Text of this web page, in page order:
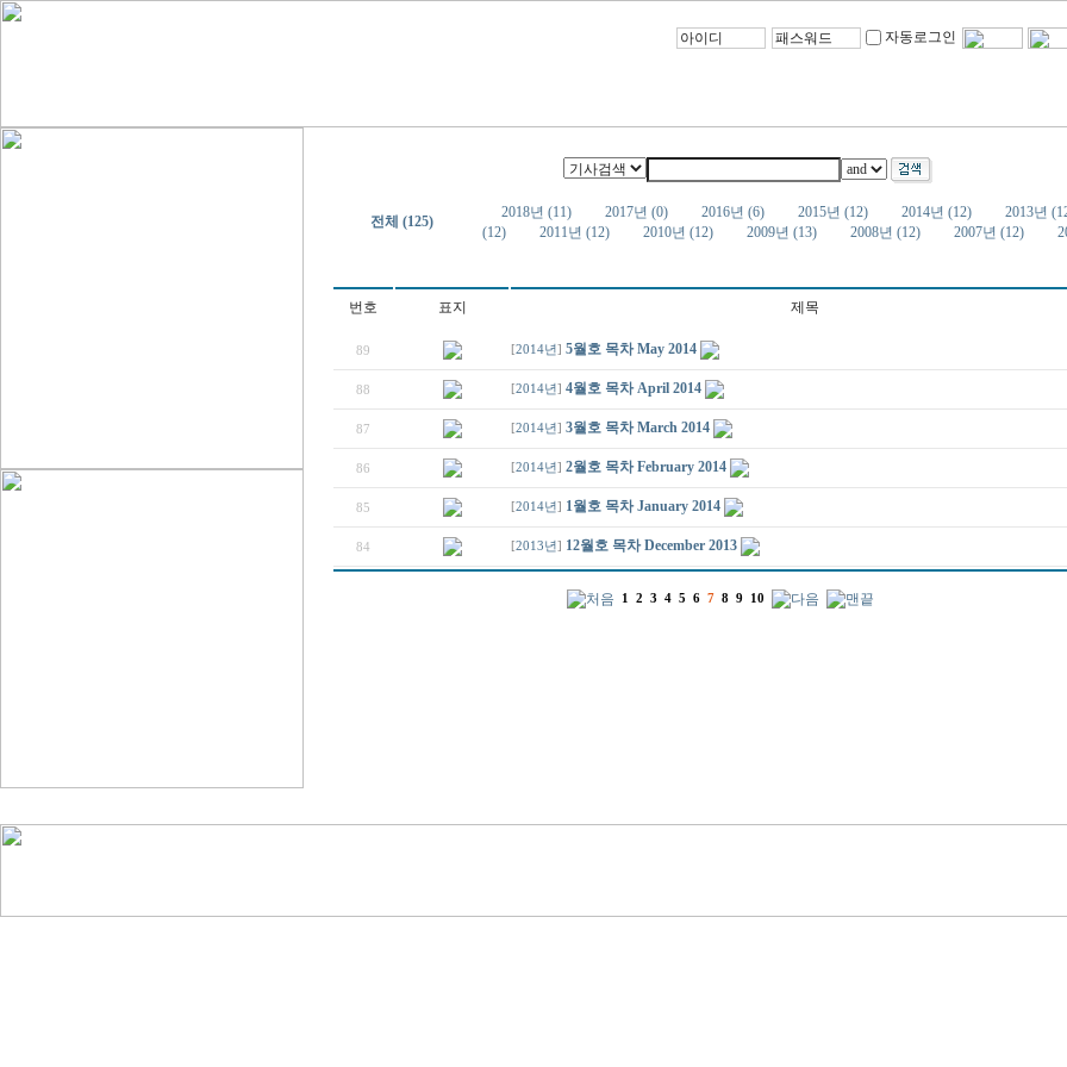
전체 (125)
2018년 (11) 2017년 (0) 2016년 (6) 2015년 (12) 2014년 (12)
2013년
(12)
2011년 (12) 2010년 (12) 2009년 (13) 2008년 (12) 2007년 (12)
번호 표지 제목
89 [2014년] 5월호 목차 May 2014
88 [2014년] 4월호 목차 April 2014
87 [2014년] 3월호 목차 March 2014
86 [2014년] 2월호 목차 February 2014
85 [2014년] 1월호 목차 January 2014
84 [2013년] 12월호 목차 December 2013
1 2 3 4 5 6 7 8 9 10
자동로그인